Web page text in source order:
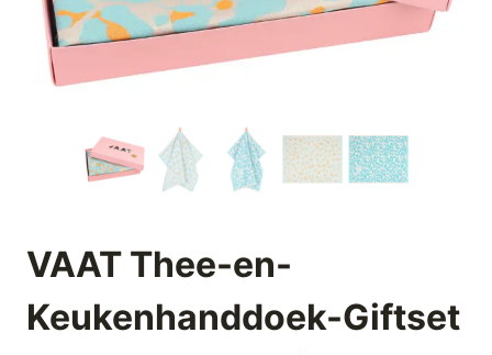
VAAT Thee-en-
Keukenhanddoek-Giftset